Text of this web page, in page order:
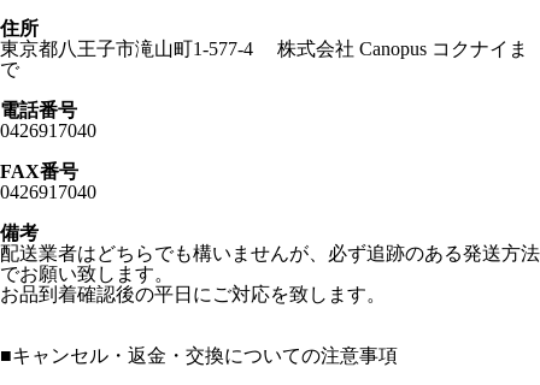
住所
東京都八王子市滝山町1-577-4 株式会社 Canopus コクナイま
で
電話番号
0426917040
FAX番号
0426917040
備考
配送業者はどちらでも構いませんが、必ず追跡のある発送方法
でお願い致します。
お品到着確認後の平日にご対応を致します。
■キャンセル・返金・交換についての注意事項